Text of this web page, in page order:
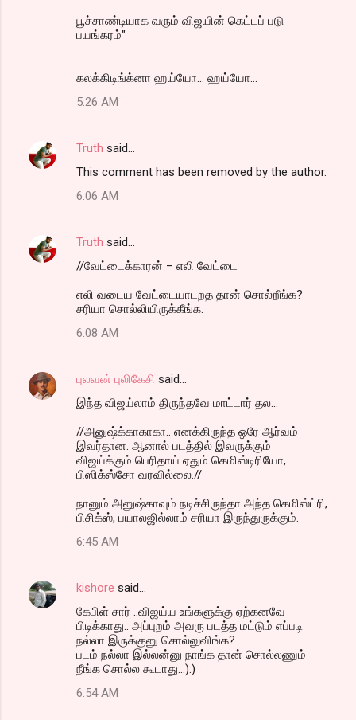
பூச்சாண்டியாக வரும் விஜயின் கெட்டப் படு
பயங்கரம்"
கலக்கிடிங்க்னா ஹய்யோ... ஹய்யோ...
5:26 AM
Truth said…
This comment has been removed by the author.
6:06 AM
Truth said…
//வேட்டைக்காரன் – எலி வேட்டை
எலி வடைய வேட்டையாடறத தான் சொல்றீங்க?
சரியா சொல்லியிருக்கீங்க.
6:08 AM
புலவன் புலிகேசி said…
இந்த விஜய்லாம் திருந்தவே மாட்டார் தல...
//அனுஷ்க்காகாகா.. எனக்கிருந்த ஒரே ஆர்வம்
இவர்தான. ஆனால் படத்தில் இவருக்கும்
விஜய்க்கும் பெரிதாய் ஏதும் கெமிஸ்டிரியோ,
பிஸிக்ஸ்சோ வரவில்லை.//
நானும் அனுஷ்காவும் நடிச்சிருந்தா அந்த கெமிஸ்ட்ரி,
பிசிக்ஸ், பயாலஜில்லாம் சரியா இருந்துருக்கும்.
6:45 AM
kishore said…
கேபிள் சார் ..விஜய்ய உங்களுக்கு ஏற்கனவே
பிடிக்காது.. அப்புறம் அவரு படத்த மட்டும் எப்படி
நல்லா இருக்குனு சொல்லுவிங்க?
படம் நல்லா இல்லன்னு நாங்க தான் சொல்லணும்
நீங்க சொல்ல கூடாது..:):)
6:54 AM